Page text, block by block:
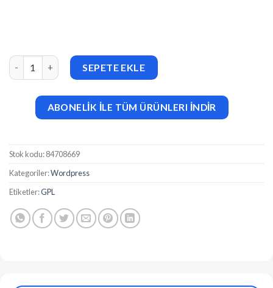
ORB (v1.3) Creative Portfolio WordPress Theme adet
SEPETE EKLE
ABONELİK İLE TÜM ÜRÜNLERI İNDİR
Stok kodu:84708669
Kategoriler:Wordpress
Etiketler:GPL